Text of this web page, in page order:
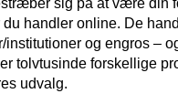
du handler online. De
institutioner og engros –
tolvtusinde forskellige
udvalg.